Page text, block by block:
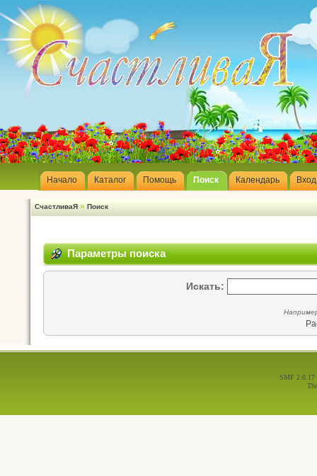
Начало Каталог Помощь Поиск Календарь Вход
СчастливаЯ » Поиск
Параметры поиска
Искать:
SMF 2.0.17